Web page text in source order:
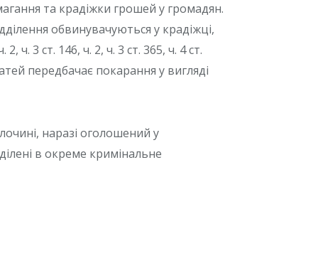
та крадіжки грошей у громадян.
обвинувачуються у крадіжці,
ч. 3 ст. 146, ч. 2, ч. 3 ст. 365, ч. 4 ст.
передбачає покарання у вигляді
наразі оголошений у
в окреме кримінальне